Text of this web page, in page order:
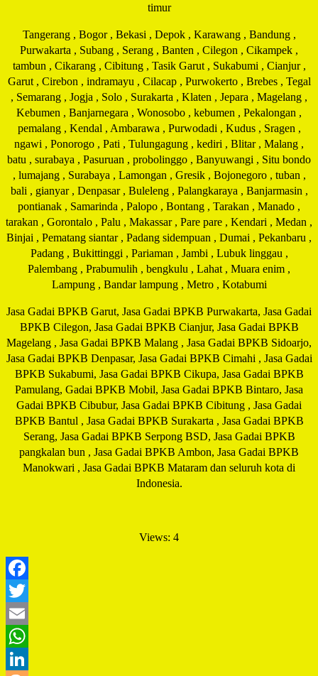
timur
Tangerang , Bogor , Bekasi , Depok , Karawang , Bandung ,
Purwakarta , Subang , Serang , Banten , Cilegon , Cikampek ,
tambun , Cikarang , Cibitung , Tasik Garut , Sukabumi , Cianjur ,
Garut , Cirebon , indramayu , Cilacap , Purwokerto , Brebes , Tegal
, Semarang , Jogja , Solo , Surakarta , Klaten , Jepara , Magelang ,
Kebumen , Banjarnegara , Wonosobo , kebumen , Pekalongan ,
pemalang , Kendal , Ambarawa , Purwodadi , Kudus , Sragen ,
ngawi , Ponorogo , Pati , Tulungagung , kediri , Blitar , Malang ,
batu , surabaya , Pasuruan , probolinggo , Banyuwangi , Situ bondo
, lumajang , Surabaya , Lamongan , Gresik , Bojonegoro , tuban ,
bali , gianyar , Denpasar , Buleleng , Palangkaraya , Banjarmasin ,
pontianak , Samarinda , Palopo , Bontang , Tarakan , Manado ,
tarakan , Gorontalo , Palu , Makassar , Pare pare , Kendari , Medan ,
Binjai , Pematang siantar , Padang sidempuan , Dumai , Pekanbaru ,
Padang , Bukittinggi , Pariaman , Jambi , Lubuk linggau ,
Palembang , Prabumulih , bengkulu , Lahat , Muara enim ,
Lampung , Bandar lampung , Metro , Kotabumi
Jasa Gadai BPKB Garut, Jasa Gadai BPKB Purwakarta, Jasa Gadai
BPKB Cilegon, Jasa Gadai BPKB Cianjur, Jasa Gadai BPKB
Magelang , Jasa Gadai BPKB Malang , Jasa Gadai BPKB Sidoarjo,
Jasa Gadai BPKB Denpasar, Jasa Gadai BPKB Cimahi , Jasa Gadai
BPKB Sukabumi, Jasa Gadai BPKB Cikupa, Jasa Gadai BPKB
Pamulang, Gadai BPKB Mobil, Jasa Gadai BPKB Bintaro, Jasa
Gadai BPKB Cibubur, Jasa Gadai BPKB Cibitung , Jasa Gadai
BPKB Bantul , Jasa Gadai BPKB Surakarta , Jasa Gadai BPKB
Serang, Jasa Gadai BPKB Serpong BSD, Jasa Gadai BPKB
pangkalan bun , Jasa Gadai BPKB Ambon, Jasa Gadai BPKB
Manokwari , Jasa Gadai BPKB Mataram dan seluruh kota di
Indonesia.
Views: 4